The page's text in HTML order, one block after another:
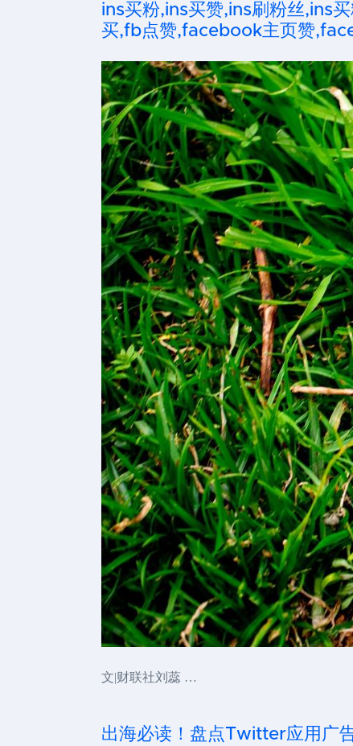
ins买粉,ins买赞,ins刷粉丝,ins
买,fb点赞,facebook主页赞
文|财联社刘蕊 …
出海必读！盘点Twitter应用广